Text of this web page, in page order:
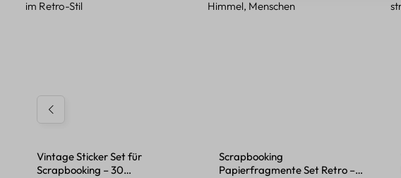
Vintage Sticker Set für
Scrapbooking – 30
Scrapbooking
Papierfragmente Set Retro –